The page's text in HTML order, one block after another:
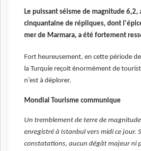
Le puissant séisme de magnitude 6,2,
cinquantaine de répliques, dont
mer de Marmara, a été fortement
Fort heureusement, en cette période
la Turquie reçoit énormément de
n’est à déplorer.
Mondial Tourisme communique
Un tremblement de terre de
enregistré à Istanbul vers midi ce jour.
constatations, aucun dégât majeur ni